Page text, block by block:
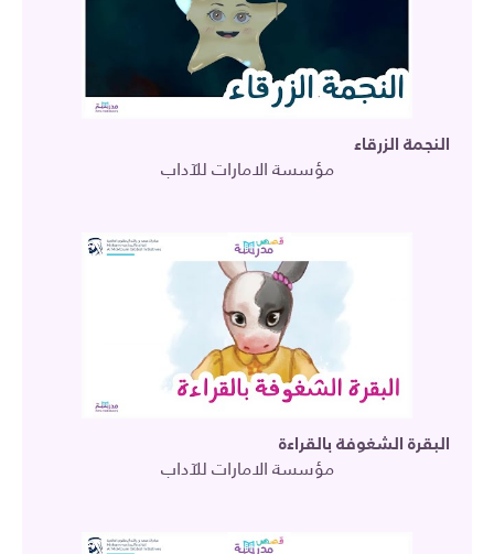
النجمة الزرقاء
مؤسسة الامارات للآداب
البقرة الشغوفة بالقراءة
مؤسسة الامارات للآداب